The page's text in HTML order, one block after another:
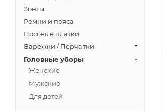
Зонты
Ремни и пояса
Носовые платки
Варежки / Перчатки
Головные уборы
Женские
Мужские
Для детей